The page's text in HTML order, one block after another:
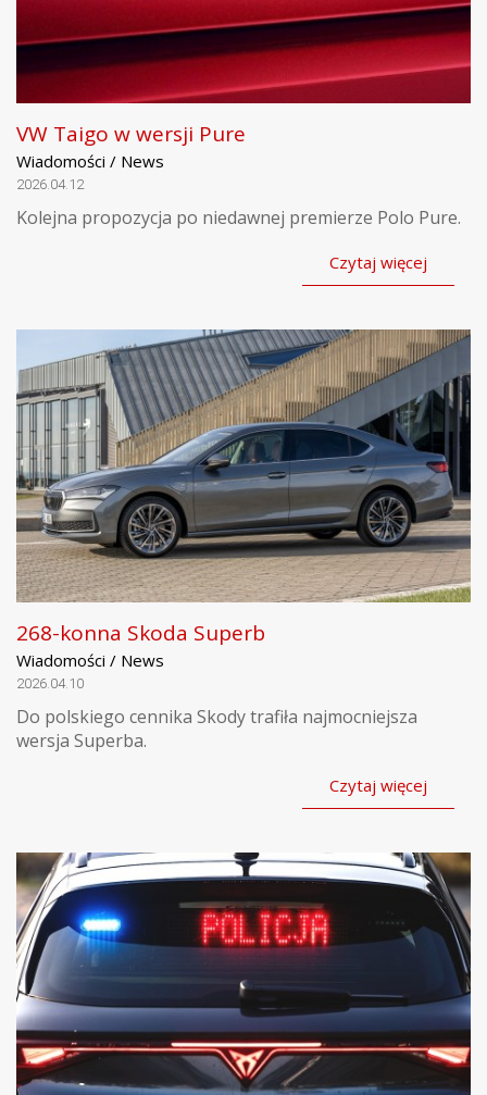
VW Taigo w wersji Pure
Wiadomości / News
2026.04.12
Kolejna propozycja po niedawnej premierze Polo Pure.
Czytaj więcej
268-konna Skoda Superb
Wiadomości / News
2026.04.10
Do polskiego cennika Skody trafiła najmocniejsza
wersja Superba.
Czytaj więcej